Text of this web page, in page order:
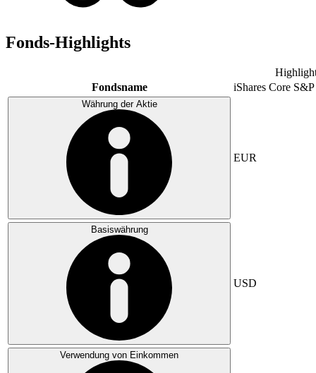
Fonds-Highlights
Fondsname
iShares Core
Währung der Aktie
EUR
Basiswährung
USD
Verwendung von Einkommen